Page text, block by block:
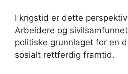
I krigstid er dette
Arbeidere og
politiske grunnlaget for en
sosialt rettferdig framtid.